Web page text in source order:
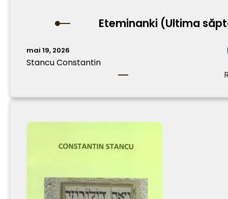
Eteminanki (Ultima
mai 19, 2026
Stancu Constantin